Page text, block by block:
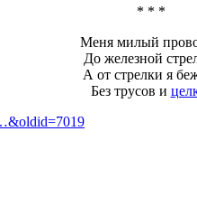
* * *
Меня милый
До железной
А от стрелки я
Без трусов и